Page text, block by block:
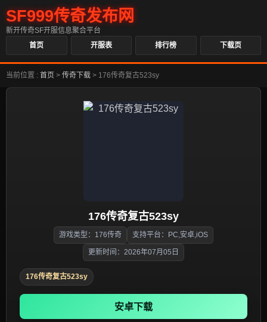
SF999传奇发布网
新开传奇SF开服信息聚合平台
首页
开服表 排行榜 下载页
当前位置 : 首页 > 传奇下载 > 176传奇复古523sy
176传奇复古523sy
游戏类型：176传奇 支持平台：PC,安卓,iOS
更新时间：2026年07月05日
176传奇复古523sy
安卓下载